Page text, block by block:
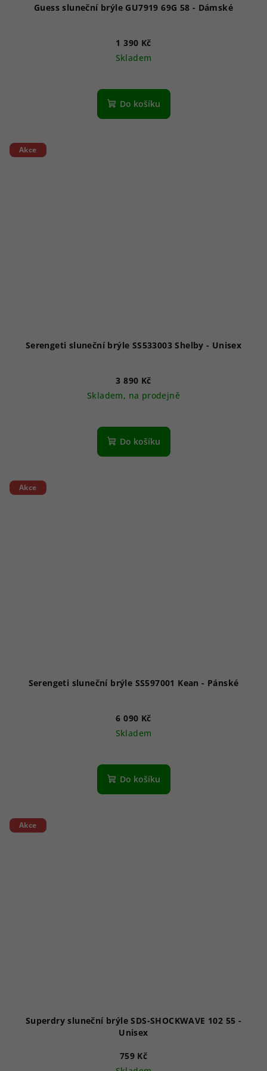
Guess sluneční brýle GU7919 69G 58 - Dámské
1 390 Kč
Skladem
Do košíku
Akce
Serengeti sluneční brýle SS533003 Shelby - Unisex
3 890 Kč
Skladem, na prodejně
Do košíku
Akce
Serengeti sluneční brýle SS597001 Kean - Pánské
6 090 Kč
Skladem
Do košíku
Akce
Superdry sluneční brýle SDS-SHOCKWAVE 102 55 -
Unisex
759 Kč